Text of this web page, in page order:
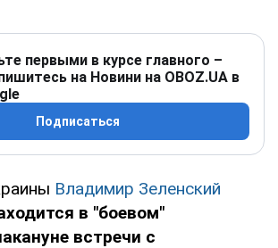
первыми в курсе главного –
на Новини на OBOZ.UA в
Подписаться
Владимир Зеленский
в "боевом"
встречи с